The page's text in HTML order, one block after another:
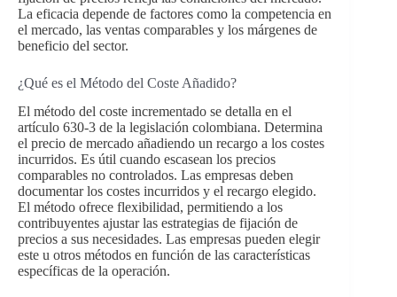
La eficacia depende de factores como la competencia en
el mercado, las ventas comparables y los márgenes de
beneficio del sector.
¿Qué es el Método del Coste Añadido?
El método del coste incrementado se detalla en el
artículo 630-3 de la legislación colombiana. Determina
el precio de mercado añadiendo un recargo a los costes
incurridos. Es útil cuando escasean los precios
comparables no controlados. Las empresas deben
documentar los costes incurridos y el recargo elegido.
El método ofrece flexibilidad, permitiendo a los
contribuyentes ajustar las estrategias de fijación de
precios a sus necesidades. Las empresas pueden elegir
este u otros métodos en función de las características
específicas de la operación.